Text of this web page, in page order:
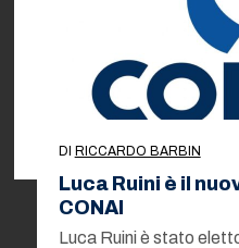
DI RICCARDO BARBIN
Luca Ruini è il
CONAI
Luca Ruini è stato